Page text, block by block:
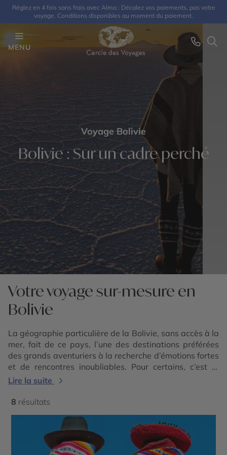
Réglez en 4 fois sans frais avec Alma : Décalez vos paiements, pas votre
voyage. Conditions disponibles au moment du paiement.
MENU
Voyage Bolivie
Bolivie : Sur un cadre perché
Votre voyage sur-mesure en
Bolivie
La géographie particulière de la Bolivie, sans accès à la
mer, fait de ce pays, l’une des destinations préférées
des grands aventuriers à la recherche d’émotions fortes
et de rencontres inoubliables. Pour certains, c’est la
destination d’Amérique du Sud
Les amoureux de la nature sont comblés, mais le droit à
sont encore accidentées et parfois longues,
l’infrastructure hôtelière encore rustique à certains
endroits et surtout, une altitude à appréhender car les
Lire la suite
8 résultats